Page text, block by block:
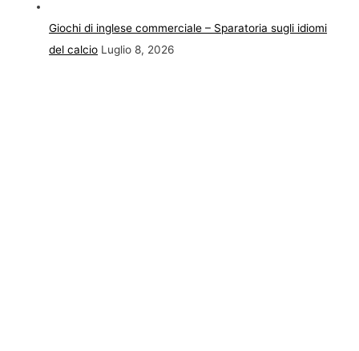
Giochi di inglese commerciale – Sparatoria sugli idiomi
del calcio Luglio 8, 2026